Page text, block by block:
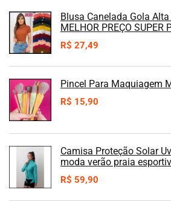
Blusa Canelada Gola
MELHOR PREÇO SUPER
R$ 27,49
Pincel Para Maquiagem
R$ 15,90
Camisa Proteção Solar
moda verão praia
R$ 59,90